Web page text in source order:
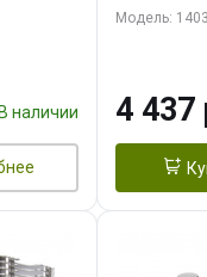
В наличии
D：AM4
Модель:
4 437